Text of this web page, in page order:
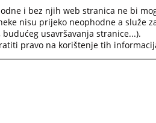
i bez njih web stranica ne bi
nisu prijeko neophodne a služe
usavršavanja stranice...).
pravo na korištenje tih